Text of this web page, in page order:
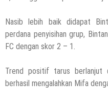
Nasib lebih baik didapat
perdana penyisihan grup,
FC dengan skor 2 – 1.
Trend positif tarus berlanjut
berhasil mengalahkan Mifa